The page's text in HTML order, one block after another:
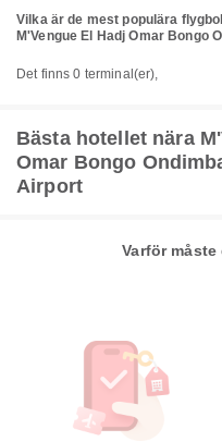
Vilka är de mest populära
M'Vengue El Hadj Omar Bongo
Det finns 0 terminal(er),
Bästa hotellet nära
Omar Bongo
Airport
Varför måste